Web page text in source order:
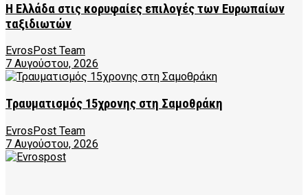
Η Ελλάδα στις κορυφαίες επιλογές των Ευρωπαίων
ταξιδιωτών
EvrosPost Team
7 Αυγούστου, 2026
Τραυματισμός 15χρονης στη Σαμοθράκη
EvrosPost Team
7 Αυγούστου, 2026